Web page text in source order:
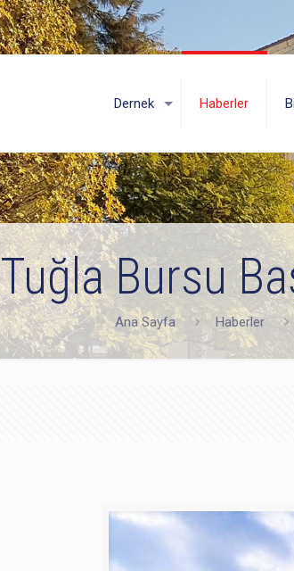
Dernek Haberler
Tuğla Bursu
Ana Sayfa Haberler